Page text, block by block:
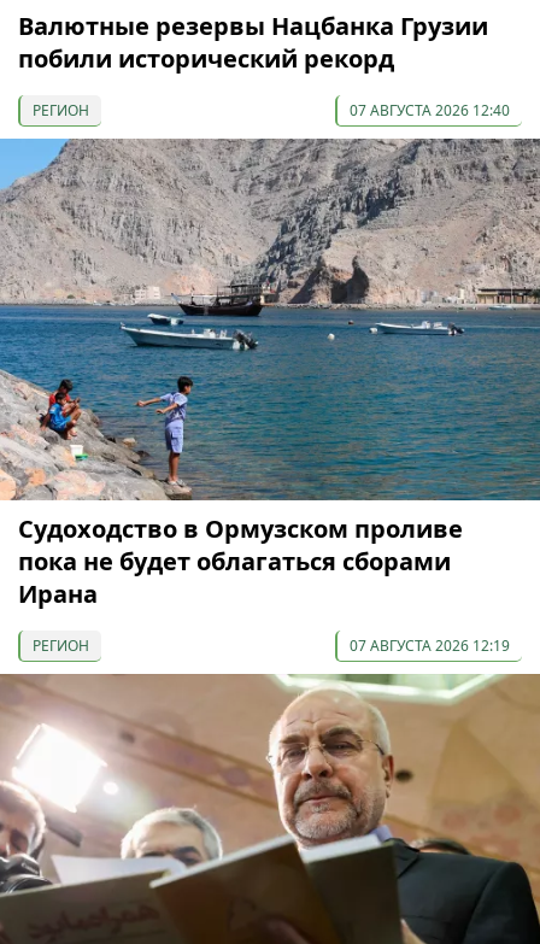
Валютные резервы Нацбанка Грузии
побили исторический рекорд
РЕГИОН 07 АВГУСТА 2026 12:40
Судоходство в Ормузском проливе
пока не будет облагаться сборами
Ирана
РЕГИОН 07 АВГУСТА 2026 12:19